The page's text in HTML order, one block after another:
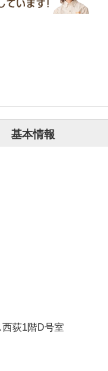
基本情報
荻1階D号室